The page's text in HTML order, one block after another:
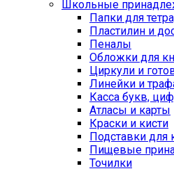
Школьные
Папки для
Пластилин и
Пеналы
Обложки для
Циркули и
Линейки и
Касса букв,
Атласы и карты
Краски и кисти
Подставки для
Пищевые
Точилки